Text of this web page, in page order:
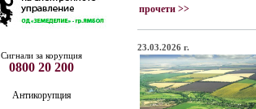
Сигнали за корупция
0800 20 200
Антикорупция
прочети >>
23.03.2026 г.